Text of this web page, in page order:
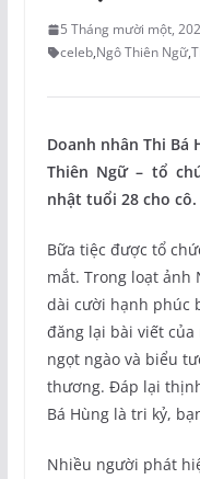
5 Tháng mười một,
celeb,Ngô Thiên Ngữ,
Doanh nhân Thi Bá
Thiên Ngữ – tổ
nhật tuổi 28 cho cô.
Bữa tiệc được tổ
mắt. Trong loạt ảnh
dài cười hạnh phúc
đăng lại bài viết
ngọt ngào và biểu
thương. Đáp lại
Bá Hùng là tri kỷ,
Nhiều người phát